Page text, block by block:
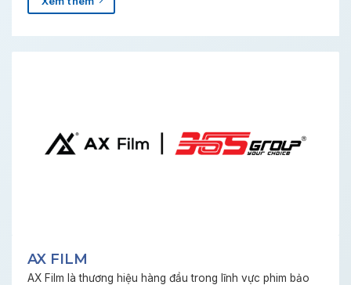
AX FILM
AX Film là thương hiệu hàng đầu trong lĩnh vực phim bảo